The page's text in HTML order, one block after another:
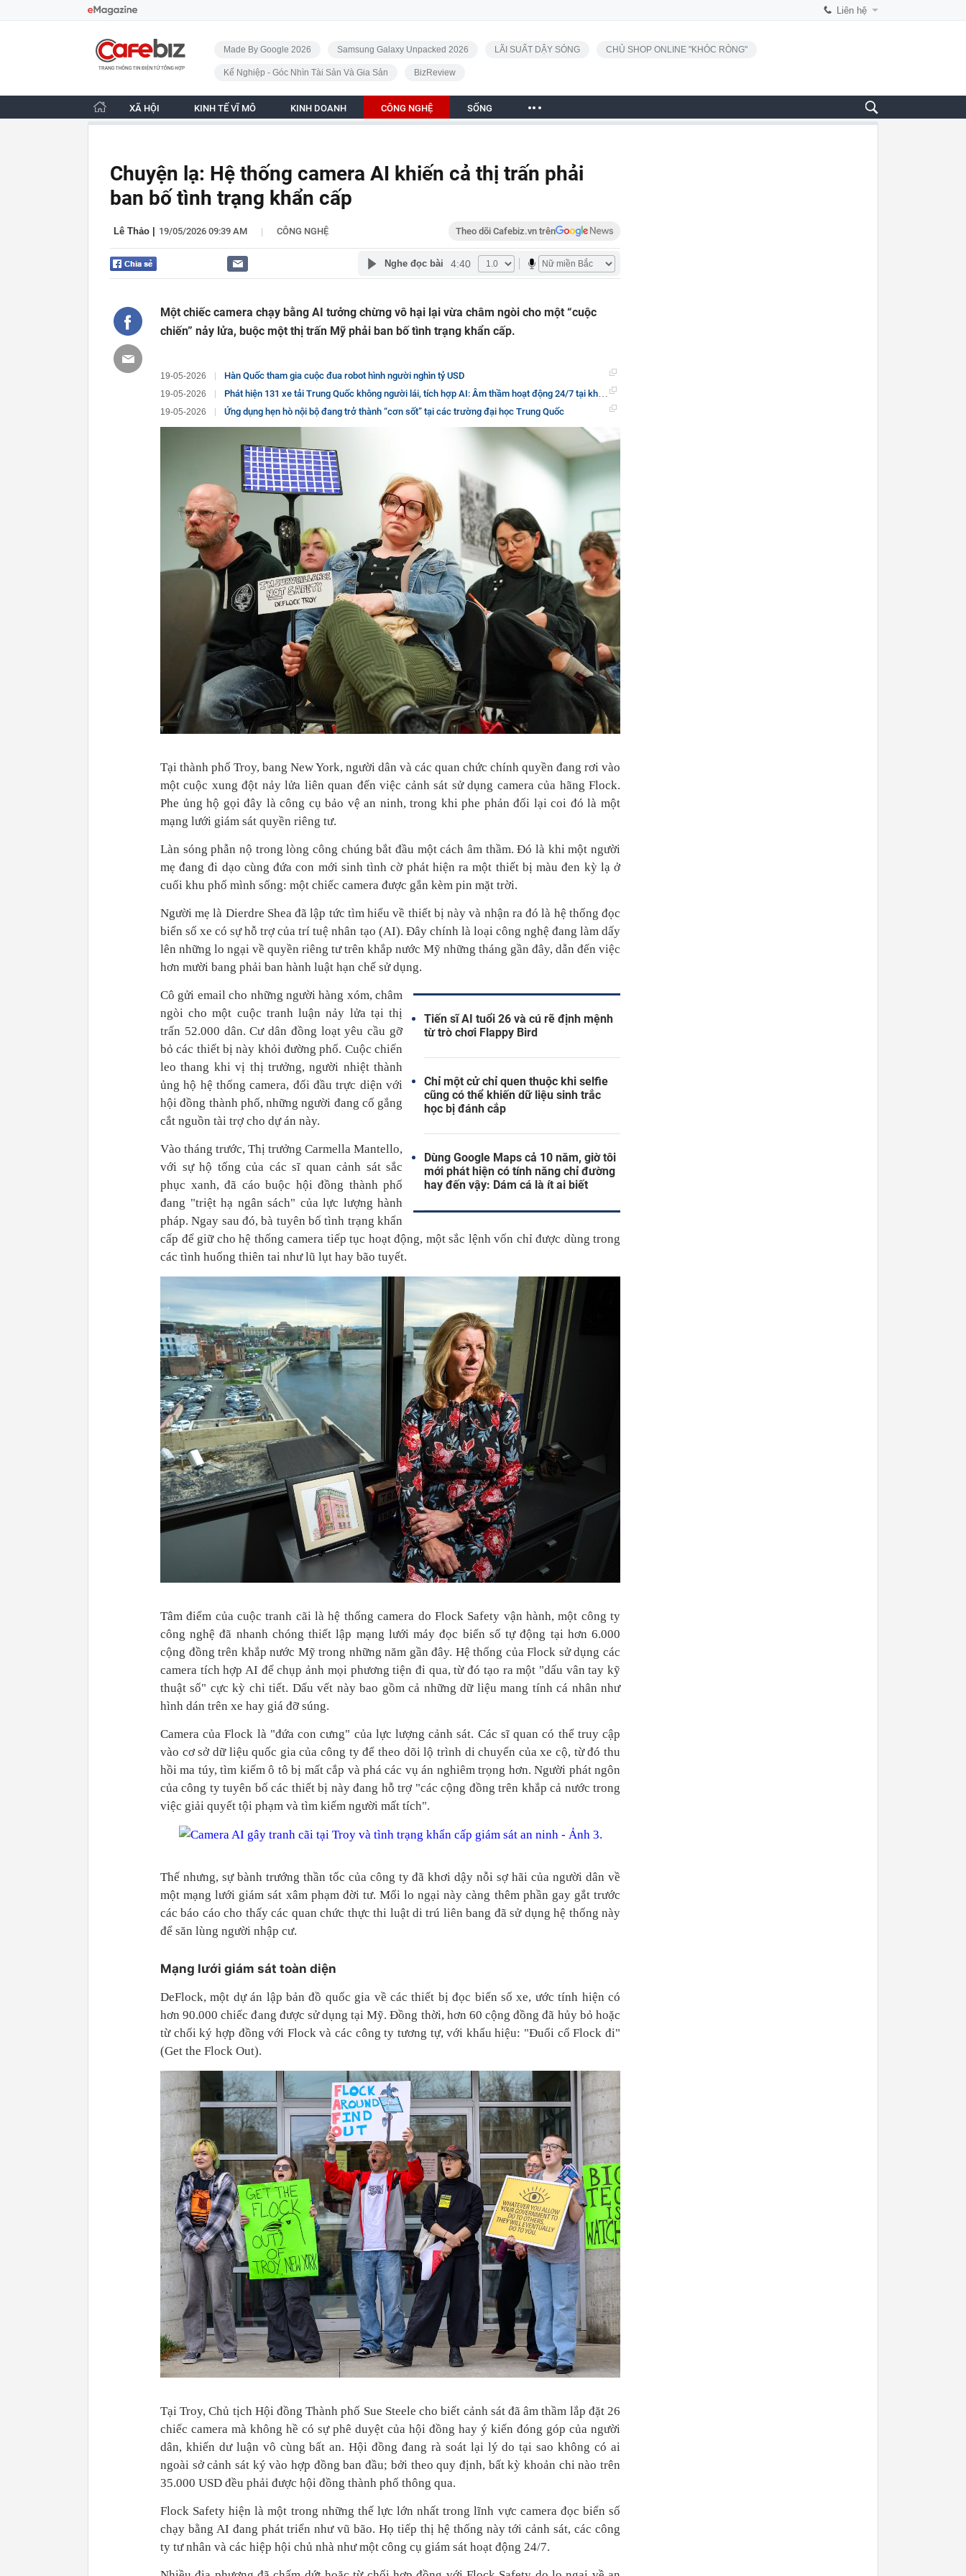
Liên hệ
CafeBiz - Trang chủ
Made By Google 2026 Samsung Galaxy Unpacked 2026 LÃI SUẤT DẬY SÓNG CHỦ SHOP ONLINE "KHÓC RÒNG"
Kế Nghiệp - Góc Nhìn Tài Sản Và Gia Sản BizReview
XÃ HỘI KINH TẾ VĨ MÔ KINH DOANH CÔNG NGHỆ SỐNG
Chuyện lạ: Hệ thống camera AI khiến cả thị trấn phải
ban bố tình trạng khẩn cấp
Lê Thảo 19/05/2026 09:39 AM | CÔNG NGHỆ Theo dõi Cafebiz.vn trên
Nghe đọc bài 4:40
Một chiếc camera chạy bằng AI tưởng chừng vô hại lại vừa châm ngòi cho một “cuộc
chiến” nảy lửa, buộc một thị trấn Mỹ phải ban bố tình trạng khẩn cấp.
19-05-2026 Hàn Quốc tham gia cuộc đua robot hình người nghìn tỷ USD
19-05-2026 Phát hiện 131 xe tải Trung Quốc không người lái, tích hợp AI: Âm thầm hoạt động 24/7 tại kho báu lộ thiên, sản lượng khai thác hơn 20 triệu m3
19-05-2026 Ứng dụng hẹn hò nội bộ đang trở thành “cơn sốt” tại các trường đại học Trung Quốc
Tại thành phố Troy, bang New York, người dân và các quan chức chính quyền đang rơi vào
một cuộc xung đột nảy lửa liên quan đến việc cảnh sát sử dụng camera của hãng Flock.
Phe ủng hộ gọi đây là công cụ bảo vệ an ninh, trong khi phe phản đối lại coi đó là một
mạng lưới giám sát quyền riêng tư.
Làn sóng phẫn nộ trong lòng công chúng bắt đầu một cách âm thầm. Đó là khi một người
mẹ đang đi dạo cùng đứa con mới sinh tình cờ phát hiện ra một thiết bị màu đen kỳ lạ ở
cuối khu phố mình sống: một chiếc camera được gắn kèm pin mặt trời.
Người mẹ là Dierdre Shea đã lập tức tìm hiểu về thiết bị này và nhận ra đó là hệ thống đọc
biển số xe có sự hỗ trợ của trí tuệ nhân tạo (AI). Đây chính là loại công nghệ đang làm dấy
lên những lo ngại về quyền riêng tư trên khắp nước Mỹ những tháng gần đây, dẫn đến việc
hơn mười bang phải ban hành luật hạn chế sử dụng.
Tiến sĩ AI tuổi 26 và cú rẽ định mệnh
từ trò chơi Flappy Bird
Chỉ một cử chỉ quen thuộc khi selfie
cũng có thể khiến dữ liệu sinh trắc
học bị đánh cắp
Dùng Google Maps cả 10 năm, giờ tôi
mới phát hiện có tính năng chỉ đường
hay đến vậy: Dám cá là ít ai biết
Cô gửi email cho những người hàng xóm, châm
ngòi cho một cuộc tranh luận nảy lửa tại thị
trấn 52.000 dân. Cư dân đồng loạt yêu cầu gỡ
bỏ các thiết bị này khỏi đường phố. Cuộc chiến
leo thang khi vị thị trưởng, người nhiệt thành
ủng hộ hệ thống camera, đối đầu trực diện với
hội đồng thành phố, những người đang cố gắng
cắt nguồn tài trợ cho dự án này.
Vào tháng trước, Thị trưởng Carmella Mantello,
với sự hộ tống của các sĩ quan cảnh sát sắc
phục xanh, đã cáo buộc hội đồng thành phố
đang "triệt hạ ngân sách" của lực lượng hành
pháp. Ngay sau đó, bà tuyên bố tình trạng khẩn
cấp để giữ cho hệ thống camera tiếp tục hoạt động, một sắc lệnh vốn chỉ được dùng trong
các tình huống thiên tai như lũ lụt hay bão tuyết.
Tâm điểm của cuộc tranh cãi là hệ thống camera do Flock Safety vận hành, một công ty
công nghệ đã nhanh chóng thiết lập mạng lưới máy đọc biển số tự động tại hơn 6.000
cộng đồng trên khắp nước Mỹ trong những năm gần đây. Hệ thống của Flock sử dụng các
camera tích hợp AI để chụp ảnh mọi phương tiện đi qua, từ đó tạo ra một "dấu vân tay kỹ
thuật số" cực kỳ chi tiết. Dấu vết này bao gồm cả những dữ liệu mang tính cá nhân như
hình dán trên xe hay giá đỡ súng.
Camera của Flock là "đứa con cưng" của lực lượng cảnh sát. Các sĩ quan có thể truy cập
vào cơ sở dữ liệu quốc gia của công ty để theo dõi lộ trình di chuyển của xe cộ, từ đó thu
hồi ma túy, tìm kiếm ô tô bị mất cắp và phá các vụ án nghiêm trọng hơn. Người phát ngôn
của công ty tuyên bố các thiết bị này đang hỗ trợ "các cộng đồng trên khắp cả nước trong
việc giải quyết tội phạm và tìm kiếm người mất tích".
Thế nhưng, sự bành trướng thần tốc của công ty đã khơi dậy nỗi sợ hãi của người dân về
một mạng lưới giám sát xâm phạm đời tư. Mối lo ngại này càng thêm phần gay gắt trước
các báo cáo cho thấy các quan chức thực thi luật di trú liên bang đã sử dụng hệ thống này
để săn lùng người nhập cư.
Mạng lưới giám sát toàn diện
DeFlock, một dự án lập bản đồ quốc gia về các thiết bị đọc biển số xe, ước tính hiện có
hơn 90.000 chiếc đang được sử dụng tại Mỹ. Đồng thời, hơn 60 cộng đồng đã hủy bỏ hoặc
từ chối ký hợp đồng với Flock và các công ty tương tự, với khẩu hiệu: "Đuổi cổ Flock đi"
(Get the Flock Out).
Tại Troy, Chủ tịch Hội đồng Thành phố Sue Steele cho biết cảnh sát đã âm thầm lắp đặt 26
chiếc camera mà không hề có sự phê duyệt của hội đồng hay ý kiến đóng góp của người
dân, khiến dư luận vô cùng bất an. Hội đồng đang rà soát lại lý do tại sao không có ai
ngoài sở cảnh sát ký vào hợp đồng ban đầu; bởi theo quy định, bất kỳ khoản chi nào trên
35.000 USD đều phải được hội đồng thành phố thông qua.
Flock Safety hiện là một trong những thế lực lớn nhất trong lĩnh vực camera đọc biển số
chạy bằng AI đang phát triển như vũ bão. Họ tiếp thị hệ thống này tới cảnh sát, các công
ty tư nhân và các hiệp hội chủ nhà như một công cụ giám sát hoạt động 24/7.